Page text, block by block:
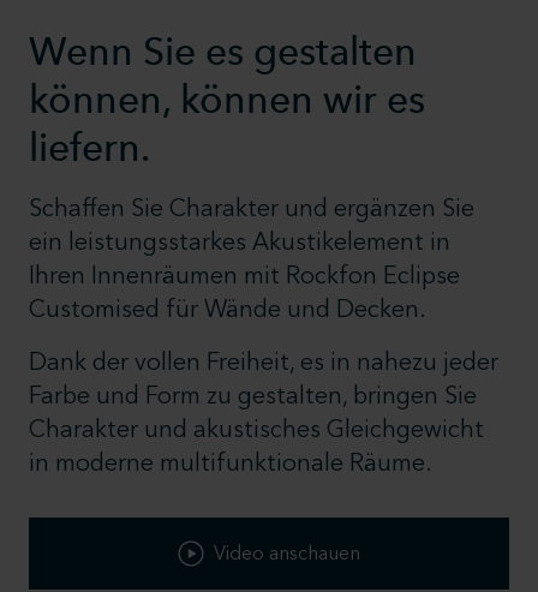
Wenn Sie es gestalten
können, können wir es
liefern.
Schaffen Sie Charakter und ergänzen Sie
ein leistungsstarkes Akustikelement in
Ihren Innenräumen mit Rockfon Eclipse
Customised für Wände und Decken.
Dank der vollen Freiheit, es in nahezu jeder
Farbe und Form zu gestalten, bringen Sie
Charakter und akustisches Gleichgewicht
in moderne multifunktionale Räume.
Video anschauen